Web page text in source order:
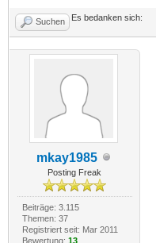
Suchen Es bedanken sich:
mkay1985
Posting Freak
Beiträge: 3.115
Themen: 37
Registriert seit: Mar 2011
Bewertung: 13